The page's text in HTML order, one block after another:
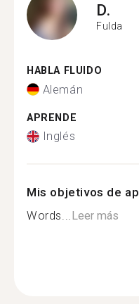
D.
Fulda
HABLA FLUIDO
Alemán
APRENDE
Inglés
Mis objetivos de
Words...Leer más